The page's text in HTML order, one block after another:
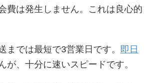
費は発生しません。これは良心的
までは最短で3営業日です。 即日
が、十分に速いスピードです。